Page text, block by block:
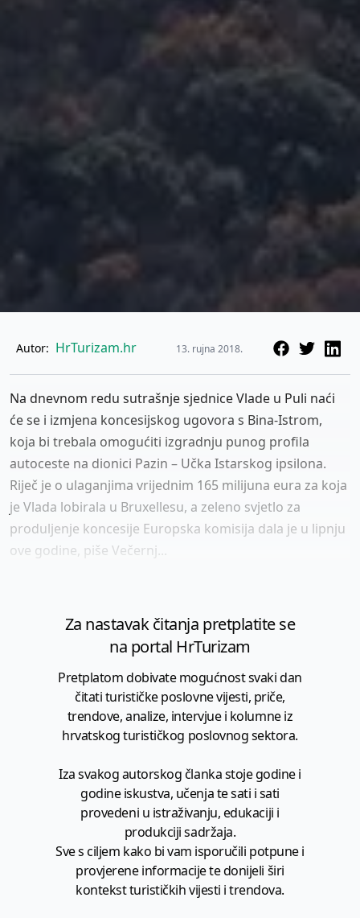
Autor: HrTurizam.hr 13. rujna 2018.
Na dnevnom redu sutrašnje sjednice Vlade u Puli naći
će se i izmjena koncesijskog ugovora s Bina-Istrom,
koja bi trebala omogućiti izgradnju punog profila
autoceste na dionici Pazin – Učka Istarskog ipsilona.
Riječ je o ulaganjima vrijednim 165 milijuna eura za koja
je Vlada lobirala u Bruxellesu, a zeleno svjetlo za
produljenje koncesije Europska komisija dala je u lipnju
ove godine, piše Večernj...
Za nastavak čitanja pretplatite se
na portal HrTurizam
Pretplatom dobivate mogućnost svaki dan
čitati turističke poslovne vijesti, priče,
trendove, analize, intervjue i kolumne iz
hrvatskog turističkog poslovnog sektora.
Iza svakog autorskog članka stoje godine i
godine iskustva, učenja te sati i sati
provedeni u istraživanju, edukaciji i
produkciji sadržaja.
Sve s ciljem kako bi vam isporučili potpune i
provjerene informacije te donijeli širi
kontekst turističkih vijesti i trendova.